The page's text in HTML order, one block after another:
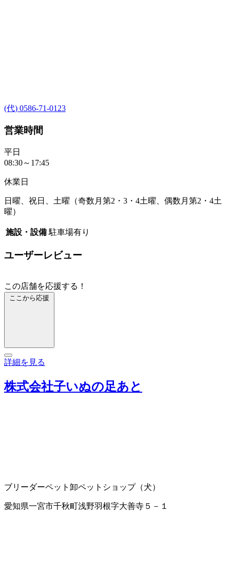
(代) 0586-71-0123
営業時間
平日
08:30～17:45
休業日
日曜、祝日、土曜（奇数月第2・3・4土曜、偶数月第2・4土
曜）
施設・設備 駐車場有り
ユーザーレビュー
この店舗を応援する！
ここから応援
詳細を見る
株式会社子いぬの足あと
ブリーダーペット卸ペットショップ（犬）
愛知県一宮市千秋町浅野羽根字大善寺５－１